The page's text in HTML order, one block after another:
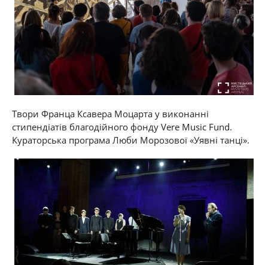
Твори Франца Ксавера Моцарта у виконанні
стипендіатів благодійного фонду Vere Music Fund.
Кураторська програма Люби Морозової «Уявні танці».